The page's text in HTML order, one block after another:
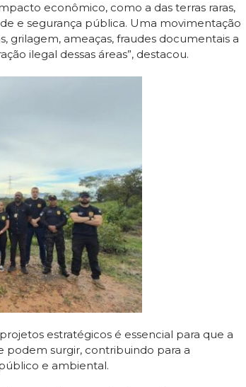
econômico, como a das terras raras,
e segurança pública. Uma movimentação
grilagem, ameaças, fraudes documentais a
ilegal dessas áreas”, destacou.
estratégicos é essencial para que a
podem surgir, contribuindo para a
e ambiental.